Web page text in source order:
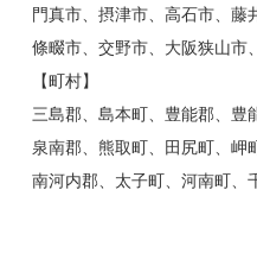
門真市、摂津市、高石市、藤
條畷市、交野市、大阪狭山市
【町村】
三島郡、島本町、豊能郡、豊
泉南郡、熊取町、田尻町、岬
南河内郡、太子町、河南町、